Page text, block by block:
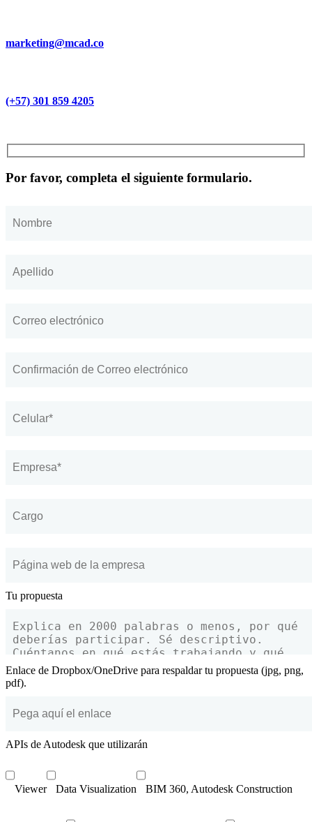
marketing@mcad.co
(+57) 301 859 4205
Por favor, completa el siguiente formulario.
Tu propuesta
Enlace de Dropbox/OneDrive para respaldar tu propuesta (jpg, png,
pdf).
APIs de Autodesk que utilizarán
Viewer Data Visualization BIM 360, Autodesk Construction